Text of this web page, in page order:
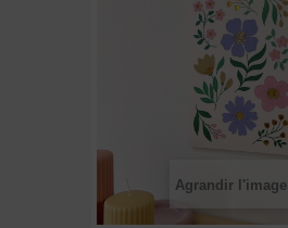
Agrandir l'image